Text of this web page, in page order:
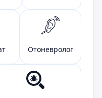
Отоневролог